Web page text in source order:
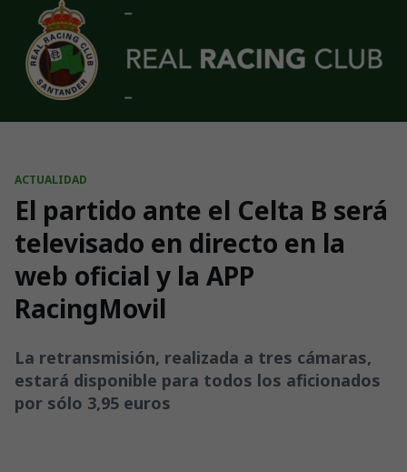
Skip to main content
ACTUALIDAD
El partido ante el Celta B será
televisado en directo en la
web oficial y la APP
RacingMovil
La retransmisión, realizada a tres cámaras,
estará disponible para todos los aficionados
por sólo 3,95 euros